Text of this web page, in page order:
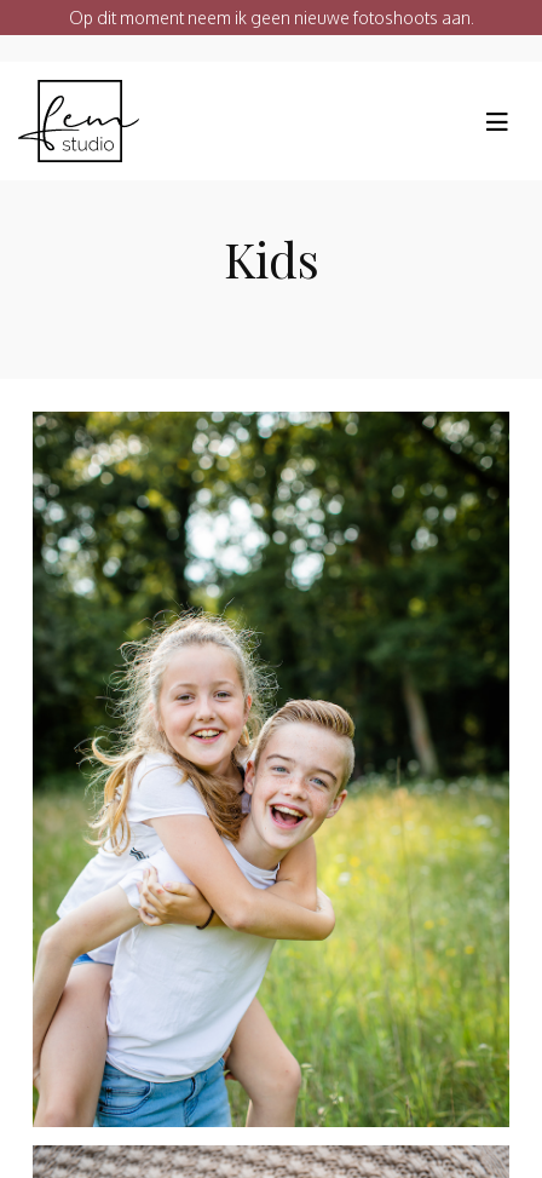
Op dit moment neem ik geen nieuwe fotoshoots aan.
Kids